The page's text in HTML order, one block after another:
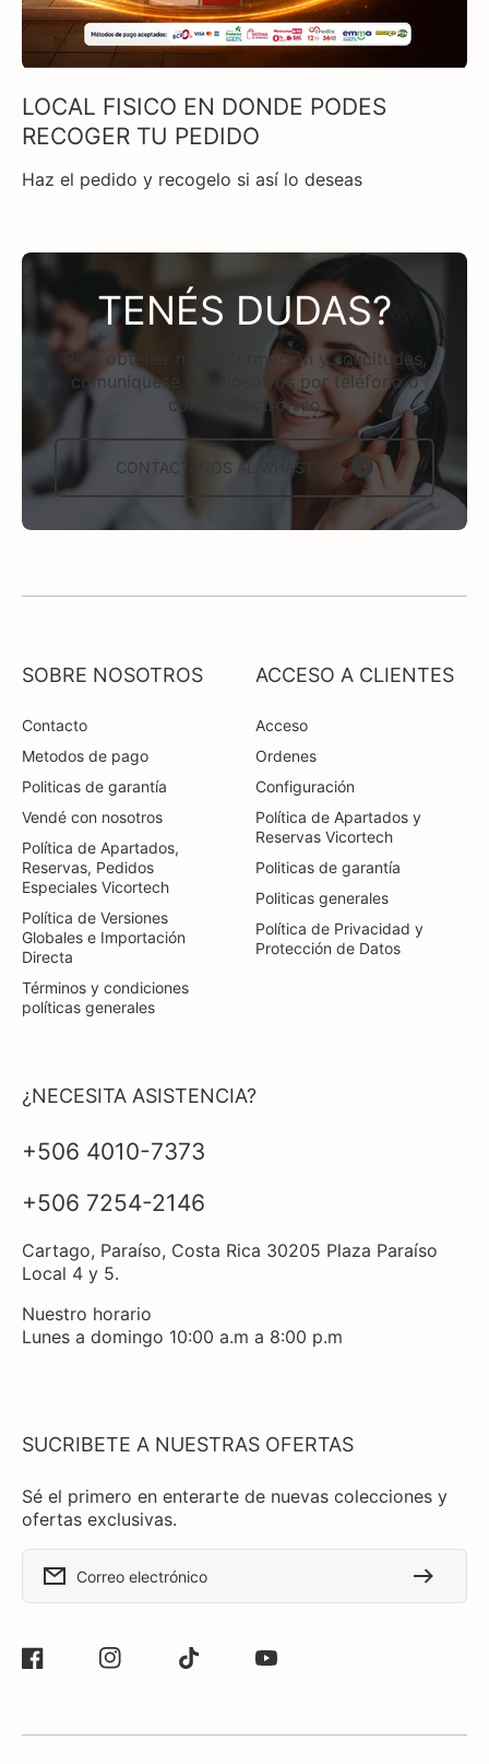
LOCAL FISICO EN DONDE PODES
RECOGER TU PEDIDO
Haz el pedido y recogelo si así lo deseas
TENÉS DUDAS?
Para obtener más información y solicitudes,
comuníquese con nosotros por teléfono o
correo electrónico
CONTACTÁNOS AL WHASTAPP
SOBRE NOSOTROS
Contacto
Metodos de pago
Politicas de garantía
Vendé con nosotros
Política de Apartados,
Reservas, Pedidos
Especiales Vicortech
Política de Versiones
Globales e Importación
Directa
Términos y condiciones
políticas generales
ACCESO A CLIENTES
Acceso
Ordenes
Configuración
Política de Apartados y
Reservas Vicortech
Politicas de garantía
Politicas generales
Política de Privacidad y
Protección de Datos
¿NECESITA ASISTENCIA?
+506 4010-7373
+506 7254-2146
Cartago, Paraíso, Costa Rica 30205 Plaza Paraíso
Local 4 y 5.
Nuestro horario
Lunes a domingo 10:00 a.m a 8:00 p.m
SUCRIBETE A NUESTRAS OFERTAS
Sé el primero en enterarte de nuevas colecciones y
ofertas exclusivas.
Correo electrónico
Facebook Instagram TikTok YouTube